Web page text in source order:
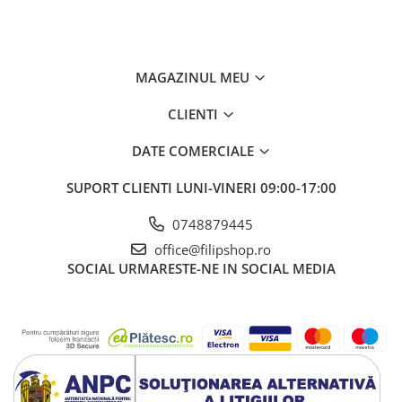
2 Series:Gran Coupé F44, Coupé G42
G16, G15
X Models:X3 G01, X4 G02, X5 G05, X6 G06
1 Series
1' F40 (05/2018 — 12/2019)
2 Series
MAGAZINUL MEU
CLIENTI
DATE COMERCIALE
SUPORT CLIENTI LUNI-VINERI 09:00-17:00
0748879445
office@filipshop.ro
SOCIAL URMARESTE-NE IN SOCIAL MEDIA